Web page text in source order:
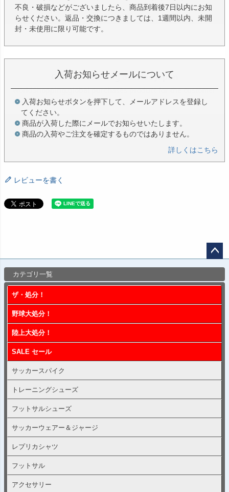
不良・破損などがございましたら、商品到着後7日以内にお知
らせください。返品・交換につきましては、1週間以内、未開
封・未使用に限り可能です。
入荷お知らせメールについて
入荷お知らせボタンを押下して、メールアドレスを登録し
てください。
商品が入荷した際にメールでお知らせいたします。
商品の入荷やご注文を確定するものではありません。
詳しくはこちら
レビューを書く
カテゴリ一覧
ザ・処分！
野球大処分！
陸上大処分！
SALE セール
サッカースパイク
トレーニングシューズ
フットサルシューズ
サッカーウェアー＆ジャージ
レプリカシャツ
フットサル
アクセサリー
ップ